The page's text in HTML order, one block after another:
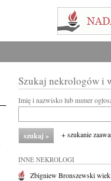
Szukaj nekrologów i
Imię i nazwisko lub numer
+ szukanie
INNE NEKROLOGI
Zbigniew Bronszewski